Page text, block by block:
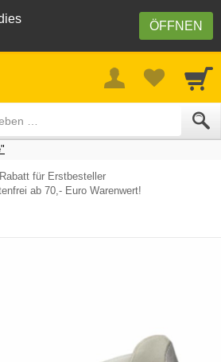
ÖFFNEN
für Erstbesteller
ab 70,- Euro Warenwert!